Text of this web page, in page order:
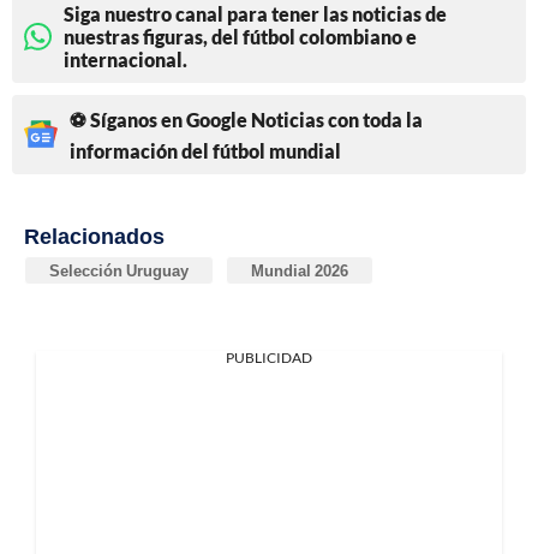
Siga nuestro canal para tener las noticias de
nuestras figuras, del fútbol colombiano e
internacional.
⚽ Síganos en Google Noticias con toda la
información del fútbol mundial
Relacionados
Selección Uruguay Mundial 2026
PUBLICIDAD